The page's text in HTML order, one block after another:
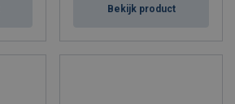
Bekijk product